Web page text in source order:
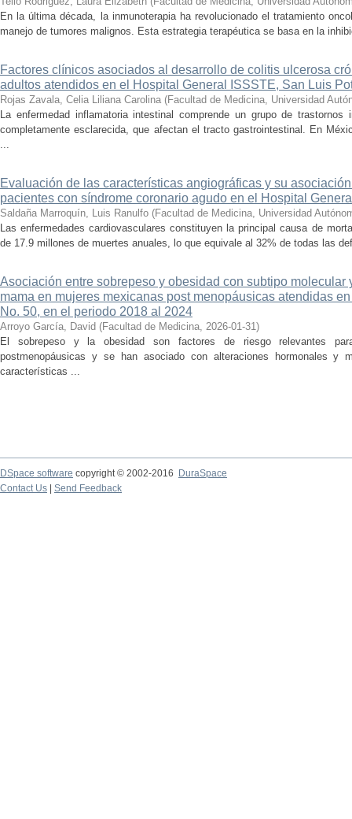
En la última década, la inmunoterapia ha revolucionado el tratamiento
manejo de tumores malignos. Esta estrategia terapéutica se basa en la
Factores clínicos asociados al desarrollo de colitis ulcerosa
adultos atendidos en el Hospital General ISSSTE, San Luis
Rojas Zavala, Celia Liliana Carolina (Facultad de Medicina, Universidad
La enfermedad inflamatoria intestinal comprende un grupo de
completamente esclarecida, que afectan el tracto gastrointestinal. En
...
Evaluación de las características angiográficas y su
pacientes con síndrome coronario agudo en el Hospital
Saldaña Marroquín, Luis Ranulfo (Facultad de Medicina, Universidad
Las enfermedades cardiovasculares constituyen la principal causa de
de 17.9 millones de muertes anuales, lo que equivale al 32% de todas las
Asociación entre sobrepeso y obesidad con subtipo molecular
mama en mujeres mexicanas post menopáusicas atendidas
No. 50, en el periodo 2018 al 2024
Arroyo García, David (Facultad de Medicina, 2026-01-31)
El sobrepeso y la obesidad son factores de riesgo relevantes
postmenopáusicas y se han asociado con alteraciones hormonales y
características ...
DSpace software copyright © 2002-2016
DuraSpace
Contact Us
Send Feedback